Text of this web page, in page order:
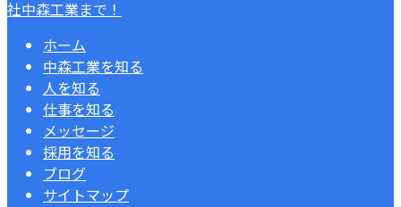
ホーム
中森工業を知る
人を知る
仕事を知る
メッセージ
採用を知る
ブログ
サイトマップ